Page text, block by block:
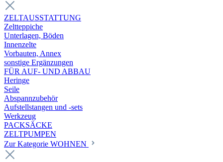
ZELTAUSSTATTUNG
Zeltteppiche
Unterlagen, Böden
Innenzelte
Vorbauten, Annex
sonstige Ergänzungen
FÜR AUF- UND ABBAU
Heringe
Seile
Abspannzubehör
Aufstellstangen und -sets
Werkzeug
PACKSÄCKE
ZELTPUMPEN
Zur Kategorie WOHNEN